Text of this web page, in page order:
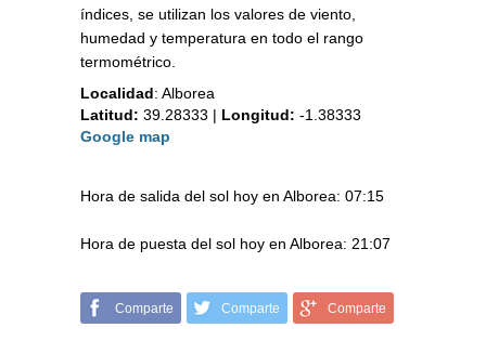
índices, se utilizan los valores de viento,
humedad y temperatura en todo el rango
termométrico.
Localidad: Alborea
Latitud: 39.28333 | Longitud: -1.38333
Google map
Hora de salida del sol hoy en Alborea: 07:15
Hora de puesta del sol hoy en Alborea: 21:07
Comparte Comparte Comparte